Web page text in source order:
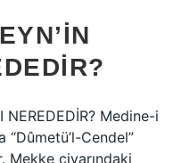
NEREDEDİR? Medine-i
“Dûmetü’l-Cendel”
Mekke civarındaki